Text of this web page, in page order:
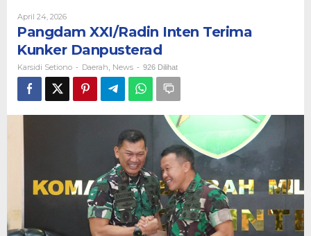
Kunker
Danpusterad
April 24, 2026Oleh
Setiono
Pangdam XXI/Radin Inten Terima
Kunker Danpusterad
Karsidi Setiono - Daerah News - 926 Dilihat